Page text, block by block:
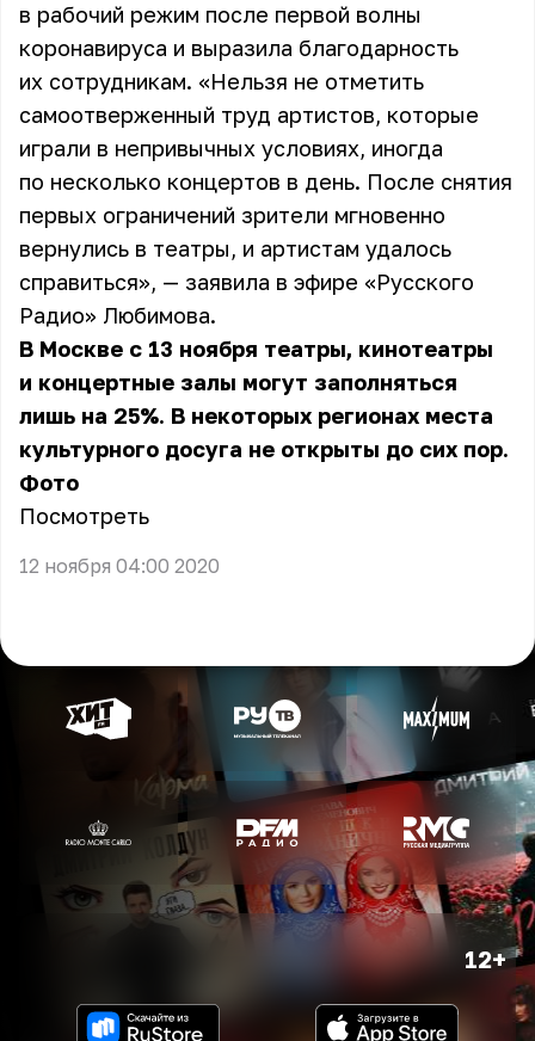
в рабочий режим после первой волны
коронавируса и выразила благодарность
их сотрудникам. «Нельзя не отметить
самоотверженный труд артистов, которые
играли в непривычных условиях, иногда
по несколько концертов в день. После снятия
первых ограничений зрители мгновенно
вернулись в театры, и артистам удалось
справиться», — заявила в эфире «Русского
Радио» Любимова.
В Москве с 13 ноября театры, кинотеатры
и концертные залы могут заполняться
лишь на 25%. В некоторых регионах места
культурного досуга не открыты до сих пор.
Фото
Посмотреть
12 ноября 04:00 2020
12+